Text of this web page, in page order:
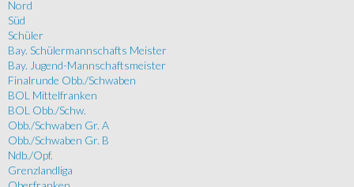
Nord
Süd
Schüler
Bay. Schülermannschafts Meister
Bay. Jugend-Mannschaftsmeister
Finalrunde Obb./Schwaben
BOL Mittelfranken
BOL Obb./Schw.
Obb./Schwaben Gr. A
Obb./Schwaben Gr. B
Ndb./Opf.
Grenzlandliga